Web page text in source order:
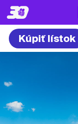
Kúpiť lístok